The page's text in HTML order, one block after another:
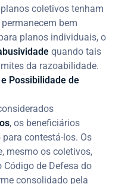
coletivos tenham
bem
planos individuais, o
quando tais
da razoabilidade.
Possibilidade de
, os beneficiários
contestá-los. Os
mesmo os coletivos,
de Defesa do
consolidado pela